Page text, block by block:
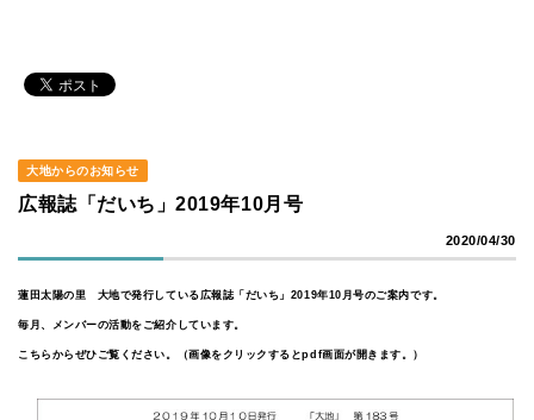
大地からのお知らせ
広報誌「だいち」2019年10月号
2020/04/30
蓮田太陽の里 大地で発行している広報誌「だいち」2019年10月号のご案内です。
毎月、メンバーの活動をご紹介しています。
こちらからぜひご覧ください。（画像をクリックするとpdf画面が開きます。）